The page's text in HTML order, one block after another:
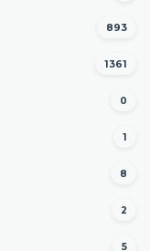
893
1361
0
1
8
2
5